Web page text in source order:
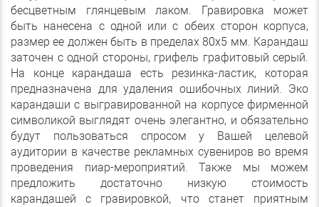
бесцветным глянцевым лаком. Гравировка может
быть нанесена с одной или с обеих сторон корпуса,
размер ее должен быть в пределах 80х5 мм. Карандаш
заточен с одной стороны, грифель графитовый серый.
На конце карандаша есть резинка-ластик, которая
предназначена для удаления ошибочных линий. Эко
карандаши с выгравированной на корпусе фирменной
символикой выглядят очень элегантно, и обязательно
будут пользоваться спросом у Вашей целевой
аудитории в качестве рекламных сувениров во время
проведения пиар-мероприятий. Также мы можем
предложить достаточно низкую стоимость
карандашей с гравировкой, что станет приятным